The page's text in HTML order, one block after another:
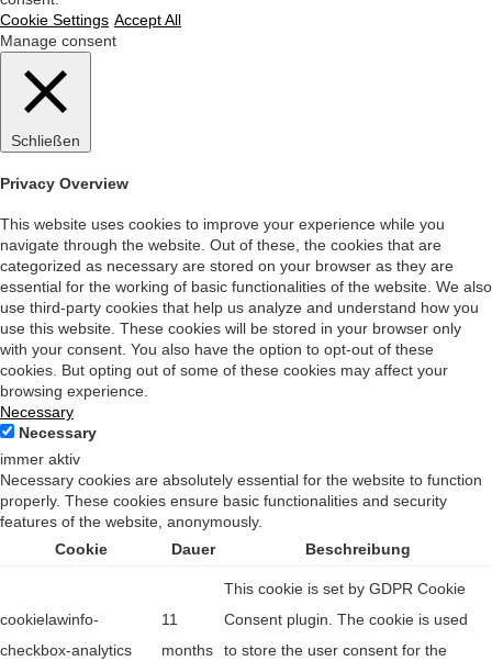
Cookie Settings Accept All
Manage consent
Schließen
Privacy Overview
This website uses cookies to improve your experience while you
navigate through the website. Out of these, the cookies that are
categorized as necessary are stored on your browser as they are
essential for the working of basic functionalities of the website. We also
use third-party cookies that help us analyze and understand how you
use this website. These cookies will be stored in your browser only
with your consent. You also have the option to opt-out of these
cookies. But opting out of some of these cookies may affect your
browsing experience.
Necessary
Necessary
immer aktiv
Necessary cookies are absolutely essential for the website to function
properly. These cookies ensure basic functionalities and security
features of the website, anonymously.
Cookie
Dauer Beschreibung
cookielawinfo-
checkbox-analytics
11
months
This cookie is set by GDPR Cookie
Consent plugin. The cookie is used
to store the user consent for the